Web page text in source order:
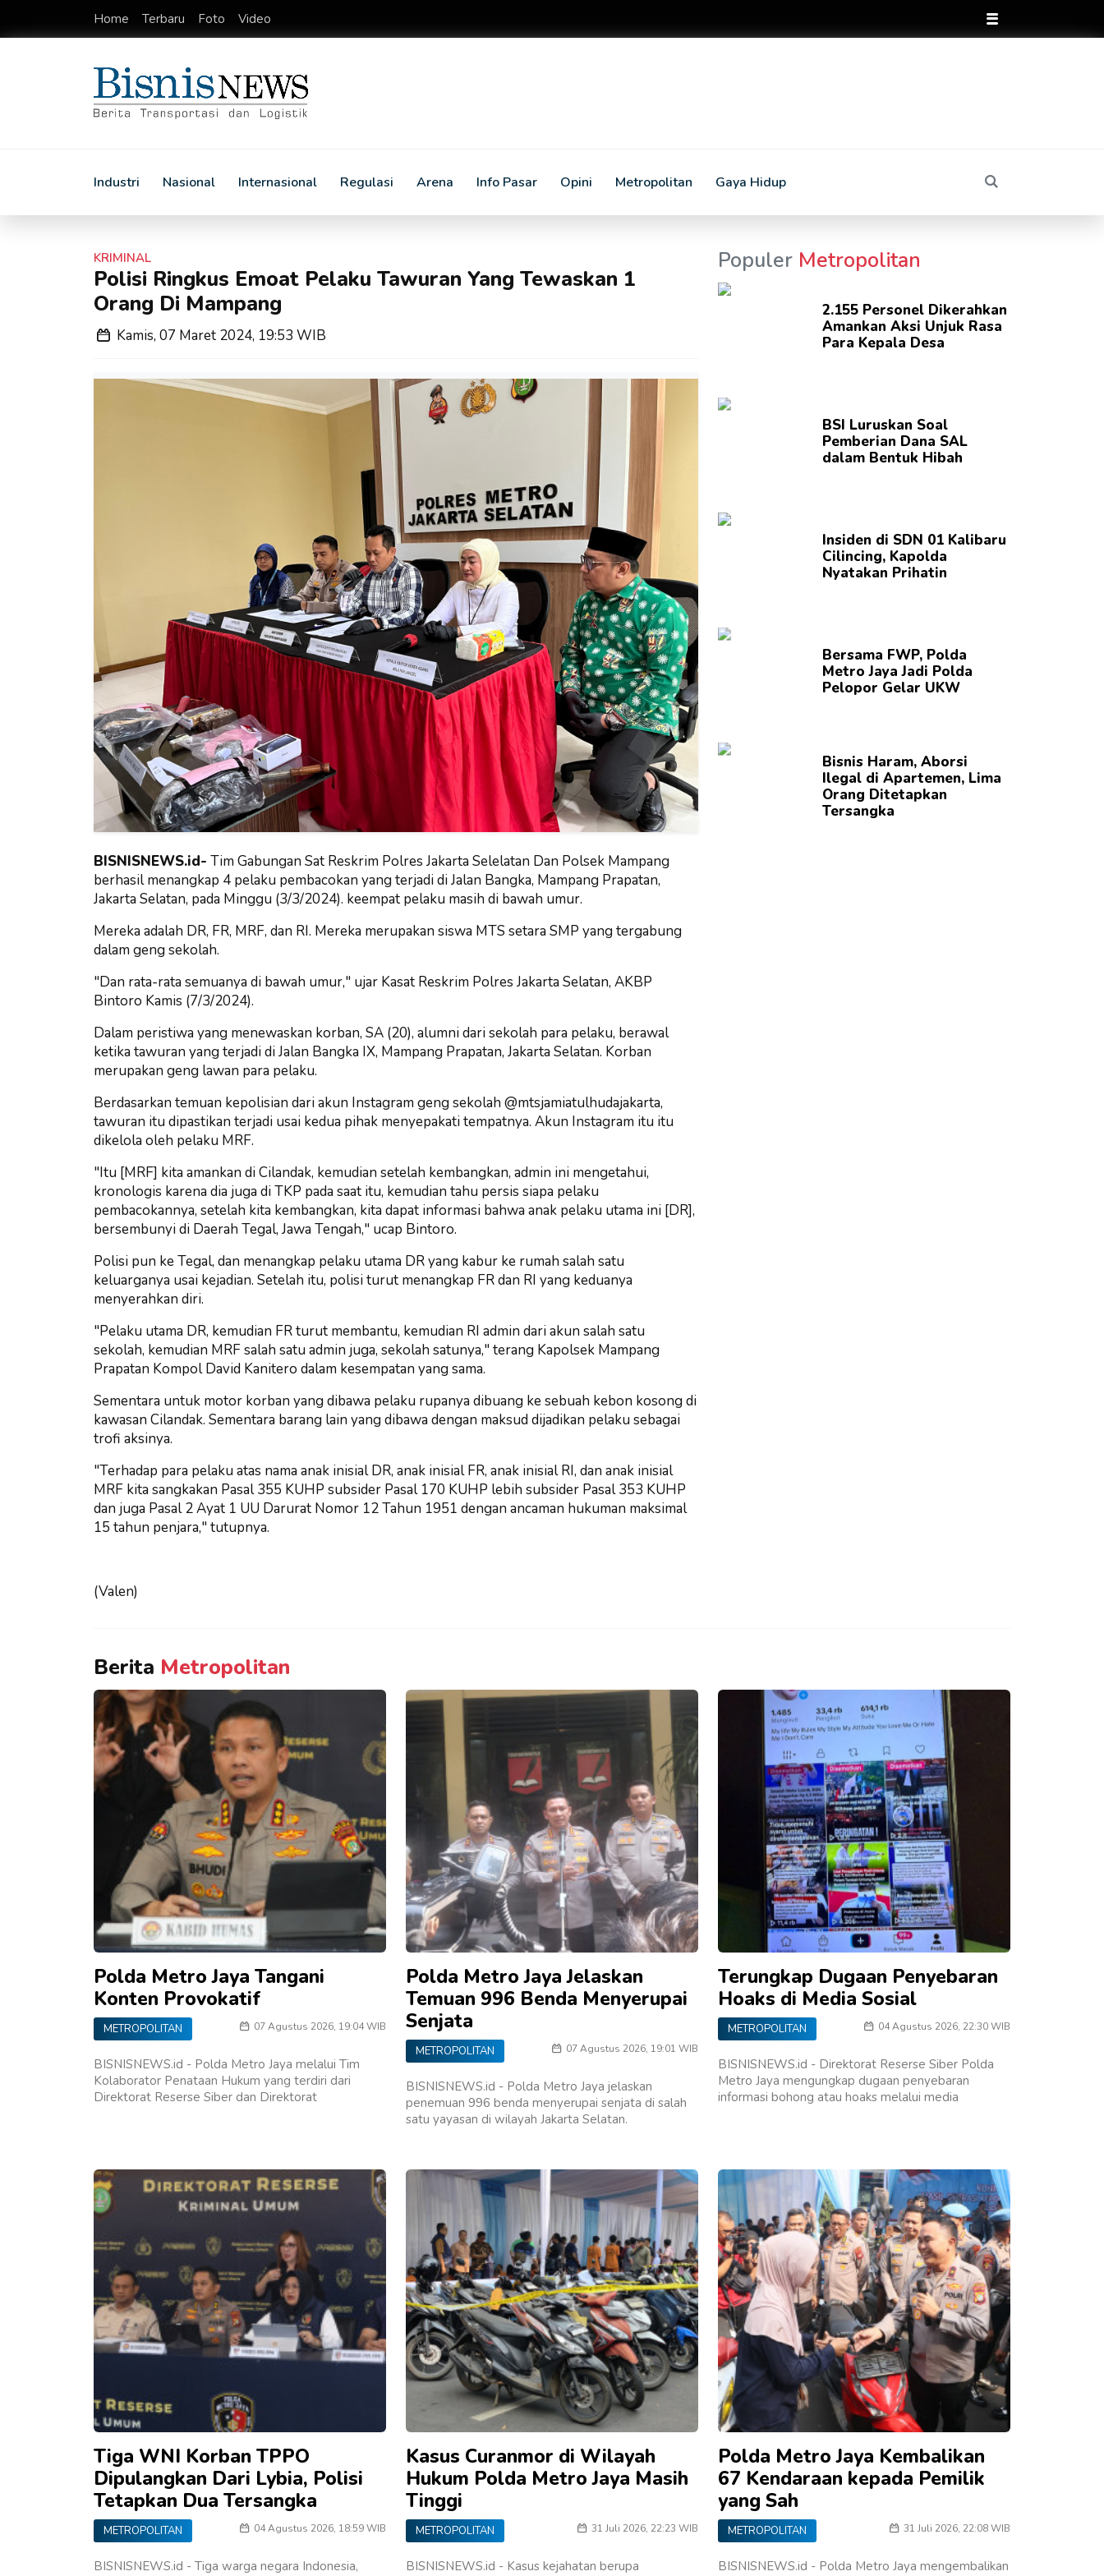
Home Terbaru Foto Video
Industri Nasional Internasional Regulasi Arena Info Pasar Opini Metropolitan Gaya Hidup
KRIMINAL
Polisi Ringkus Emoat Pelaku Tawuran Yang Tewaskan 1
Orang Di Mampang
Kamis, 07 Maret 2024, 19:53 WIB
BISNISNEWS.id- Tim Gabungan Sat Reskrim Polres Jakarta Selelatan Dan Polsek Mampang
berhasil menangkap 4 pelaku pembacokan yang terjadi di Jalan Bangka, Mampang Prapatan,
Jakarta Selatan, pada Minggu (3/3/2024). keempat pelaku masih di bawah umur.
Mereka adalah DR, FR, MRF, dan RI. Mereka merupakan siswa MTS setara SMP yang tergabung
dalam geng sekolah.
"Dan rata-rata semuanya di bawah umur," ujar Kasat Reskrim Polres Jakarta Selatan, AKBP
Bintoro Kamis (7/3/2024).
Dalam peristiwa yang menewaskan korban, SA (20), alumni dari sekolah para pelaku, berawal
ketika tawuran yang terjadi di Jalan Bangka IX, Mampang Prapatan, Jakarta Selatan. Korban
merupakan geng lawan para pelaku.
Berdasarkan temuan kepolisian dari akun Instagram geng sekolah @mtsjamiatulhudajakarta,
tawuran itu dipastikan terjadi usai kedua pihak menyepakati tempatnya. Akun Instagram itu itu
dikelola oleh pelaku MRF.
"Itu [MRF] kita amankan di Cilandak, kemudian setelah kembangkan, admin ini mengetahui,
kronologis karena dia juga di TKP pada saat itu, kemudian tahu persis siapa pelaku
pembacokannya, setelah kita kembangkan, kita dapat informasi bahwa anak pelaku utama ini [DR],
bersembunyi di Daerah Tegal, Jawa Tengah," ucap Bintoro.
Polisi pun ke Tegal, dan menangkap pelaku utama DR yang kabur ke rumah salah satu
keluarganya usai kejadian. Setelah itu, polisi turut menangkap FR dan RI yang keduanya
menyerahkan diri.
"Pelaku utama DR, kemudian FR turut membantu, kemudian RI admin dari akun salah satu
sekolah, kemudian MRF salah satu admin juga, sekolah satunya," terang Kapolsek Mampang
Prapatan Kompol David Kanitero dalam kesempatan yang sama.
Sementara untuk motor korban yang dibawa pelaku rupanya dibuang ke sebuah kebon kosong di
kawasan Cilandak. Sementara barang lain yang dibawa dengan maksud dijadikan pelaku sebagai
trofi aksinya.
"Terhadap para pelaku atas nama anak inisial DR, anak inisial FR, anak inisial RI, dan anak inisial
MRF kita sangkakan Pasal 355 KUHP subsider Pasal 170 KUHP lebih subsider Pasal 353 KUHP
dan juga Pasal 2 Ayat 1 UU Darurat Nomor 12 Tahun 1951 dengan ancaman hukuman maksimal
15 tahun penjara," tutupnya.
(Valen)
Populer Metropolitan
2.155 Personel Dikerahkan
Amankan Aksi Unjuk Rasa
Para Kepala Desa
BSI Luruskan Soal
Pemberian Dana SAL
dalam Bentuk Hibah
Insiden di SDN 01 Kalibaru
Cilincing, Kapolda
Nyatakan Prihatin
Bersama FWP, Polda
Metro Jaya Jadi Polda
Pelopor Gelar UKW
Bisnis Haram, Aborsi
Ilegal di Apartemen, Lima
Orang Ditetapkan
Tersangka
Berita Metropolitan
Polda Metro Jaya Tangani
Konten Provokatif
METROPOLITAN 07 Agustus 2026, 19:04 WIB
BISNISNEWS.id - Polda Metro Jaya melalui Tim
Kolaborator Penataan Hukum yang terdiri dari
Direktorat Reserse Siber dan Direktorat
Polda Metro Jaya Jelaskan
Temuan 996 Benda Menyerupai
Senjata
METROPOLITAN 07 Agustus 2026, 19:01 WIB
BISNISNEWS.id - Polda Metro Jaya jelaskan
penemuan 996 benda menyerupai senjata di salah
satu yayasan di wilayah Jakarta Selatan.
Terungkap Dugaan Penyebaran
Hoaks di Media Sosial
METROPOLITAN 04 Agustus 2026, 22:30 WIB
BISNISNEWS.id - Direktorat Reserse Siber Polda
Metro Jaya mengungkap dugaan penyebaran
informasi bohong atau hoaks melalui media
Tiga WNI Korban TPPO
Dipulangkan Dari Lybia, Polisi
Tetapkan Dua Tersangka
METROPOLITAN 04 Agustus 2026, 18:59 WIB
BISNISNEWS.id - Tiga warga negara Indonesia,
Kasus Curanmor di Wilayah
Hukum Polda Metro Jaya Masih
Tinggi
METROPOLITAN 31 Juli 2026, 22:23 WIB
BISNISNEWS.id - Kasus kejahatan berupa
Polda Metro Jaya Kembalikan
67 Kendaraan kepada Pemilik
yang Sah
METROPOLITAN 31 Juli 2026, 22:08 WIB
BISNISNEWS.id - Polda Metro Jaya mengembalikan